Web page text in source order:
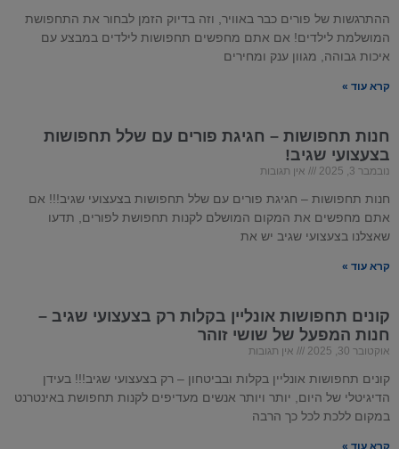
ההתרגשות של פורים כבר באוויר, וזה בדיוק הזמן לבחור את התחפושת
המושלמת לילדים! אם אתם מחפשים תחפושות לילדים במבצע עם
איכות גבוהה, מגוון ענק ומחירים
קרא עוד »
חנות תחפושות – חגיגת פורים עם שלל תחפושות
בצעצועי שגיב!
נובמבר 3, 2025 אין תגובות
חנות תחפושות – חגיגת פורים עם שלל תחפושות בצעצועי שגיב!!! אם
אתם מחפשים את המקום המושלם לקנות תחפושת לפורים, תדעו
שאצלנו בצעצועי שגיב יש את
קרא עוד »
קונים תחפושות אונליין בקלות רק בצעצועי שגיב –
חנות המפעל של שושי זוהר
אוקטובר 30, 2025 אין תגובות
קונים תחפושות אונליין בקלות ובביטחון – רק בצעצועי שגיב!!! בעידן
הדיגיטלי של היום, יותר ויותר אנשים מעדיפים לקנות תחפושת באינטרנט
במקום ללכת לכל כך הרבה
קרא עוד »